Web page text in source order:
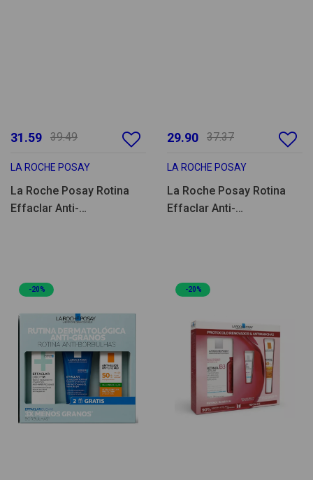
31.59 39.49
LA ROCHE POSAY
La Roche Posay Rotina
Effaclar Anti-
29.90 37.37
LA ROCHE POSAY
La Roche Posay Rotina
Effaclar Anti-
-20% -20%